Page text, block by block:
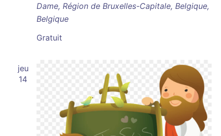
Dame, Région de Bruxelles-Capitale, Belgique,
Belgique
Gratuit
jeu
14